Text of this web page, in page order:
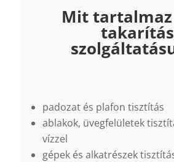
Mit
takarítás
padozat és plafon tisztítás
ablakok, üvegfelületek
vízzel
gépek és alkatrészek